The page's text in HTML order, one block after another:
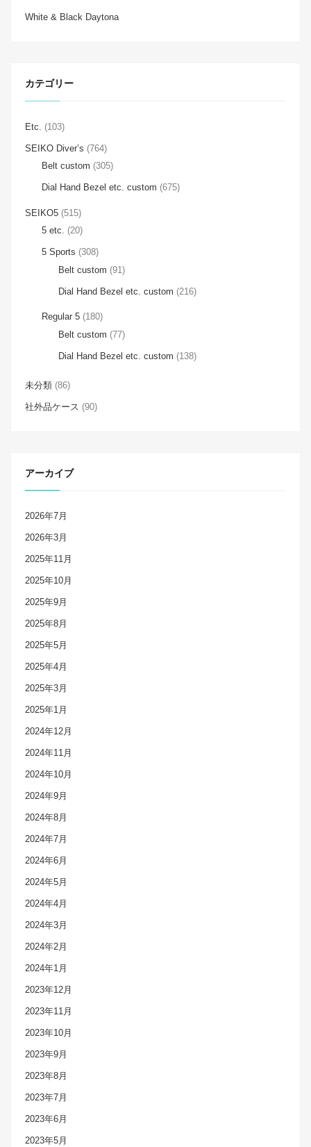
White & Black Daytona
カテゴリー
Etc. (103)
SEIKO Diver’s (764)
Belt custom (305)
Dial Hand Bezel etc. custom (675)
SEIKO5 (515)
5 etc. (20)
5 Sports (308)
Belt custom (91)
Dial Hand Bezel etc. custom (216)
Regular 5 (180)
Belt custom (77)
Dial Hand Bezel etc. custom (138)
未分類 (86)
社外品ケース (90)
アーカイブ
2026年7月
2026年3月
2025年11月
2025年10月
2025年9月
2025年8月
2025年5月
2025年4月
2025年3月
2025年1月
2024年12月
2024年11月
2024年10月
2024年9月
2024年8月
2024年7月
2024年6月
2024年5月
2024年4月
2024年3月
2024年2月
2024年1月
2023年12月
2023年11月
2023年10月
2023年9月
2023年8月
2023年7月
2023年6月
2023年5月